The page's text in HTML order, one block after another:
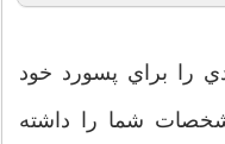
را براي پسورد خود
شما را داشته